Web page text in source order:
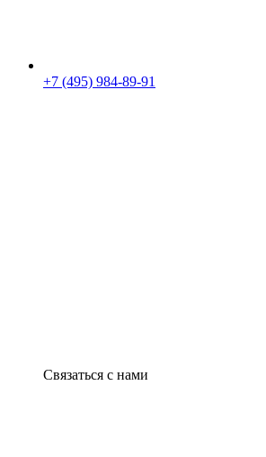
+7 (495) 984-89-91
Связаться с нами